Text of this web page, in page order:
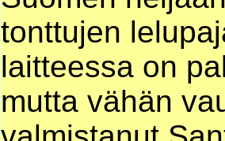
tonttujen
laitteessa on
mutta vähän